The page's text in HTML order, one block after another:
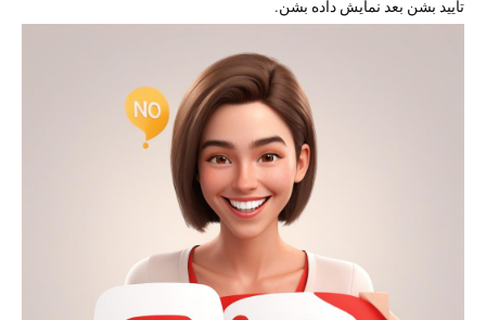
تأیید بشن بعد نمایش داده بشن.